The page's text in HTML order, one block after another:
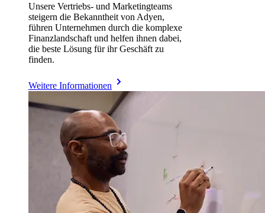
Unsere Vertriebs- und Marketingteams
steigern die Bekanntheit von Adyen,
führen Unternehmen durch die komplexe
Finanzlandschaft und helfen ihnen dabei,
die beste Lösung für ihr Geschäft zu
finden.
Weitere Informationen